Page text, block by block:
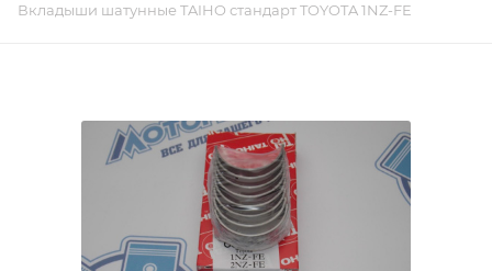
Вкладыши шатунные TAIHO стандарт TOYOTA 1NZ-FE